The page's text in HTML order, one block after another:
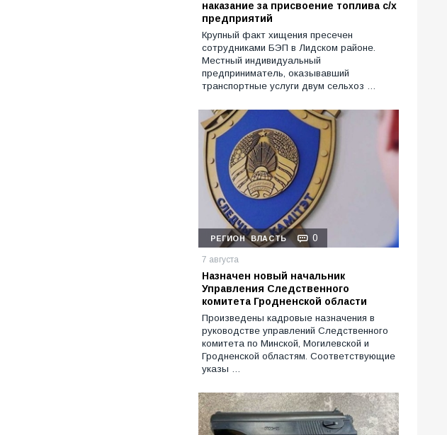
наказание за присвоение топлива с/х
предприятий
Крупный факт хищения пресечен
сотрудниками БЭП в Лидском районе.
Местный индивидуальный
предприниматель, оказывавший
транспортные услуги двум сельхоз …
РЕГИОН ВЛАСТЬ 0
7 августа
Назначен новый начальник
Управления Следственного
комитета Гродненской области
Произведены кадровые назначения в
руководстве управлений Следственного
комитета по Минской, Могилевской и
Гродненской областям. Соответствующие
указы …